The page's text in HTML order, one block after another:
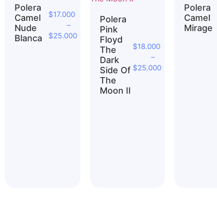
Polera
Camel
Nude
Blanca
$17.000
–
$25.000
Polera
Pink
Floyd
The
Dark
Side Of
The
Moon II
$18.000
–
$25.000
Polera
Camel
Mirage